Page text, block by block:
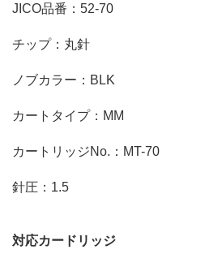
JICO品番：52-70
チップ：丸針
ノブカラー：BLK
カートタイプ：MM
カートリッジNo.：MT-70
針圧：1.5
対応カードリッジ